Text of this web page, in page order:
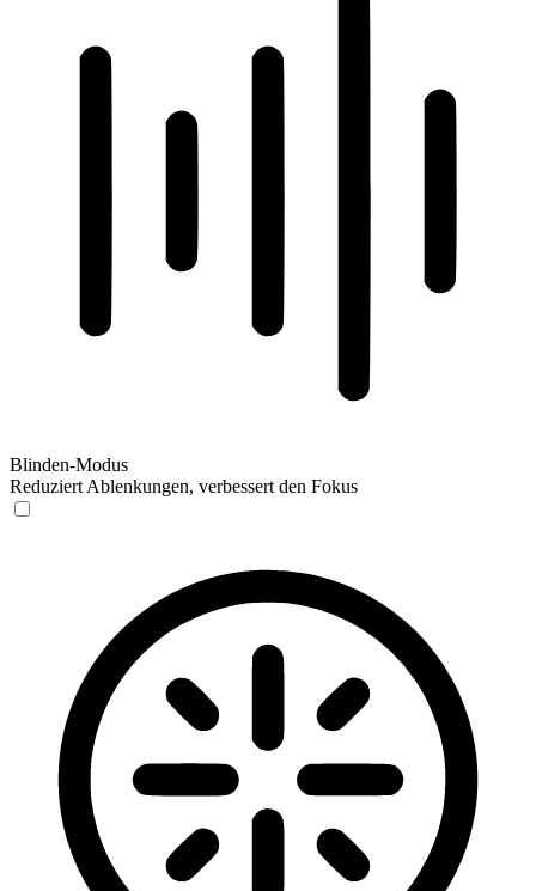
Blinden-Modus
Reduziert Ablenkungen, verbessert den Fokus